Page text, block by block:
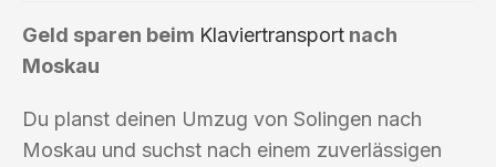
Geld sparen beim Klaviertransport nach
Moskau
Du planst deinen Umzug von Solingen nach
Moskau und suchst nach einem zuverlässigen